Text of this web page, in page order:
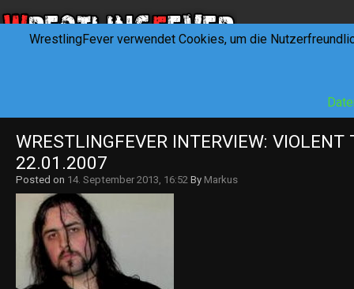
WRESTLINGFEVER INTERVIEW: VIOLENT
22.01.2007
Posted on 14. September 2013, 16:52 By Markus
WrestlingFever verwendet Cookies, um die